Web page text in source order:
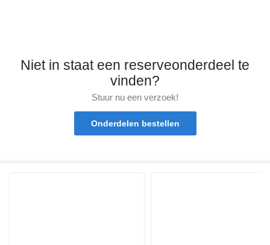
Niet in staat een reserveonderdeel te
vinden?
Stuur nu een verzoek!
Onderdelen bestellen